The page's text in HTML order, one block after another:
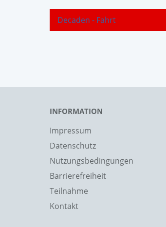
Decaden - Fahrt
INFORMATION
Impressum
Datenschutz
Nutzungsbedingungen
Barrierefreiheit
Teilnahme
Kontakt